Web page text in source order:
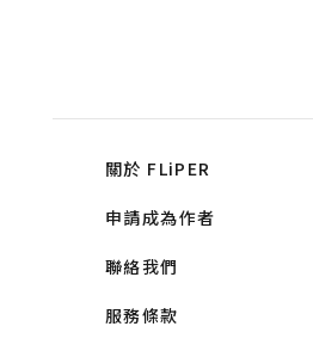
關於 FLiPER
申請成為作者
聯絡我們
服務條款